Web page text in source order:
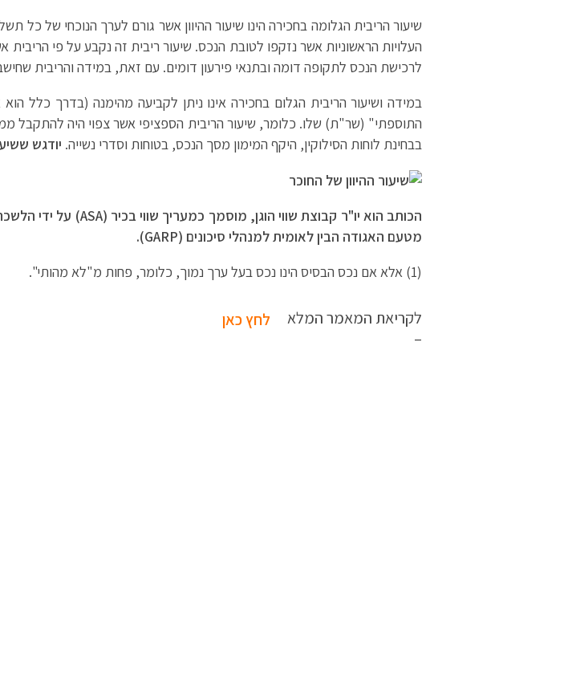
שיעור הריבית הגלומה בחכירה הינו שיעור ההיוון אשר גורם לערך הנוכחי של כל
העלויות הראשוניות אשר נזקפו לטובת הנכס. שיעור ריבית זה נקבע על פי
לרכישת הנכס לתקופה דומה ובתנאי פירעון דומים. עם זאת, במידה והריבית
במידה ושיעור הריבית הגלום בחכירה אינו ניתן לקביעה מהימנה (בדרך כלל
התוספתי" (שר"ת) שלו. כלומר, שיעור הריבית הספציפי אשר צפוי היה להתקבל
בבחינת לוחות הסילוקין, היקף המימון מסך הנכס, בטוחות וסדרי נשייה. יודגש
הכותב הוא יו"ר קבוצת שווי הוגן, מוסמך כמעריך שווי בכיר (ASA) על ידי
מטעם האגודה הבין לאומית למנהלי סיכונים (GARP
).
(1) אלא אם נכס הבסיס הינו נכס בעל ערך נמוך, כלומר, פחות מ"לא מהותי".
לקריאת המאמר המלא
–
לחץ כאן